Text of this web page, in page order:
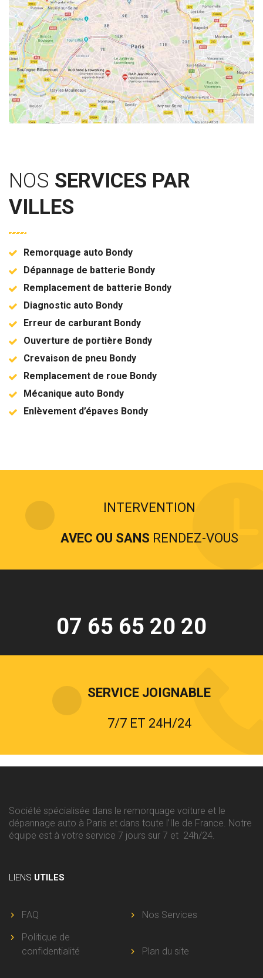
NOS SERVICES PAR
VILLES
Remorquage auto Bondy
Dépannage de batterie Bondy
Remplacement de batterie Bondy
Diagnostic auto Bondy
Erreur de carburant Bondy
Ouverture de portière Bondy
Crevaison de pneu Bondy
Remplacement de roue Bondy
Mécanique auto Bondy
Enlèvement d’épaves Bondy
INTERVENTION
AVEC OU SANS RENDEZ-VOUS
07 65 65 20 20
SERVICE JOIGNABLE
7/7 ET 24H/24
Société spécialisée dans le remorquage voiture et le
dépannage auto à Paris et dans toute l’Ile de France. Notre
équipe est à votre service 7 jours sur 7 et 24h/24.
LIENS UTILES
FAQ
Nos Services
Politique de
confidentialité
Plan du site